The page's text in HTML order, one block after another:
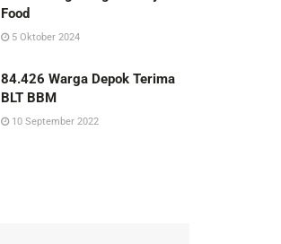
Food
5 Oktober 2024
84.426 Warga Depok Terima
BLT BBM
10 September 2022